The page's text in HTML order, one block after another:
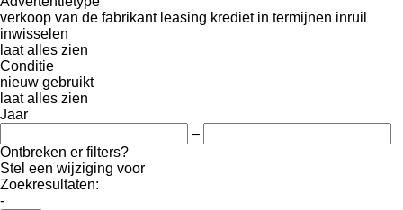
verkoop van de fabrikant leasing krediet in termijnen inruil
inwisselen
laat alles zien
Conditie
nieuw gebruikt
laat alles zien
Jaar
–
Ontbreken er filters?
Stel een wijziging voor
Zoekresultaten:
-